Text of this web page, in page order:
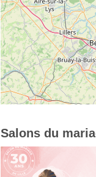
Salons du